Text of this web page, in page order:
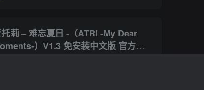
莉 – 难忘夏日 -（ATRI -My Dear
）V1.3 免安装中文版 官方中